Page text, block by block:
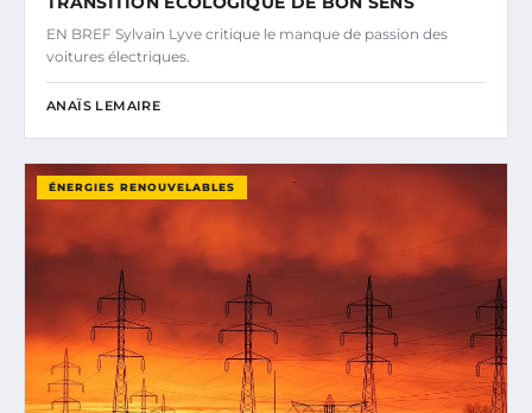
EN BREF Sylvain Lyve critique le manque de passion des
voitures électriques.
ANAÏS LEMAIRE
ÉNERGIES RENOUVELABLES